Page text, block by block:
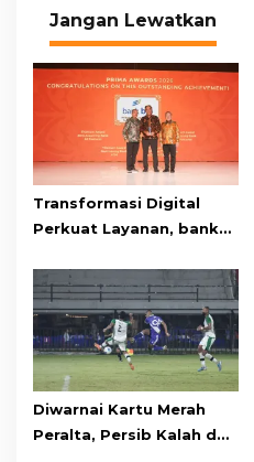
Jangan Lewatkan
Transformasi Digital
Perkuat Layanan, bank
Awards pada PRIMA
Awards 2026
Diwarnai Kartu Merah
Peralta, Persib Kalah dari